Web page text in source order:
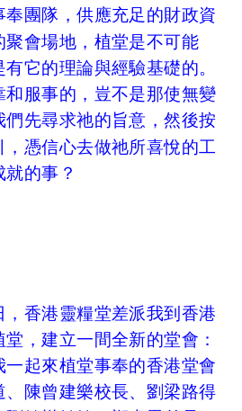
團隊，供應充足的財政資
會場地，植堂是不可能
它的理論與經驗基礎的。
服事的，豈不是那使無變
先尋求祂的旨意，然後按
憑信心去做祂所喜悅的工
的事？
香港靈糧堂差派我到香港
，建立一間全新的堂會：
起來植堂事奉的香港堂會
陳曾建樂校長、劉梁路得